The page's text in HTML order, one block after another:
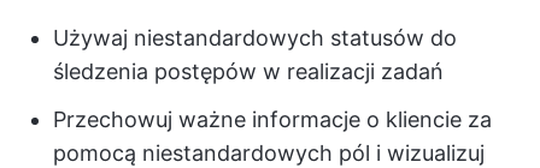
Używaj niestandardowych statusów do
śledzenia postępów w realizacji zadań
Przechowuj ważne informacje o kliencie za
pomocą niestandardowych pól i wizualizuj